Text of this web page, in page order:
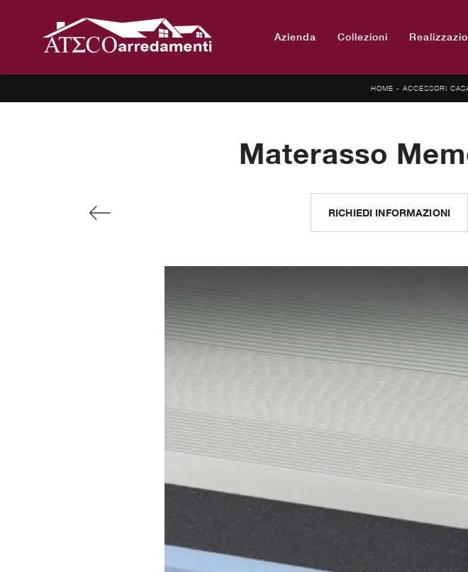
Azienda Collezioni
HOME - ACCESSORI
Materasso
RICHIEDI INFORMAZIONI